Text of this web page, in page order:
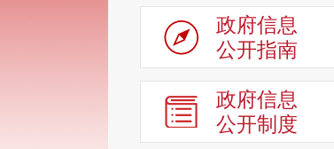
政府信息
公开指南
政府信息
公开制度